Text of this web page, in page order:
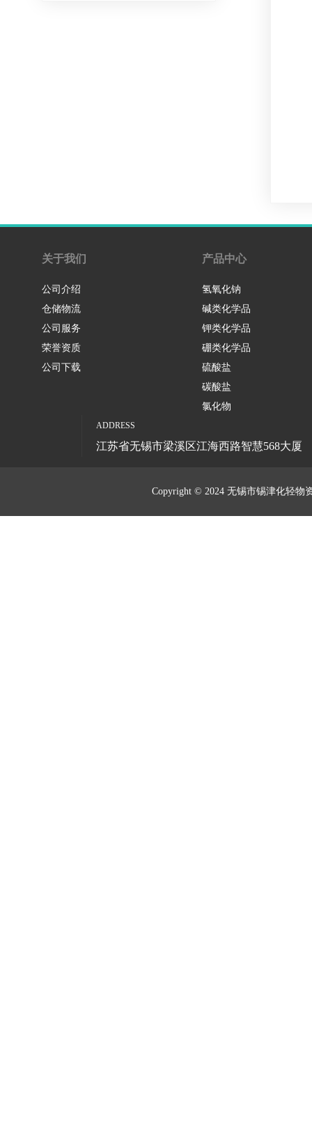
关于我们
公司介绍
仓储物流
公司服务
荣誉资质
公司下载
产品中心
氢氧化钠
碱类化学品
钾类化学品
硼类化学品
硫酸盐
碳酸盐
氯化物
ADDRESS
江苏省无锡市梁溪区江海西路智慧568大厦
Copyright © 2024 无锡市锡津化轻